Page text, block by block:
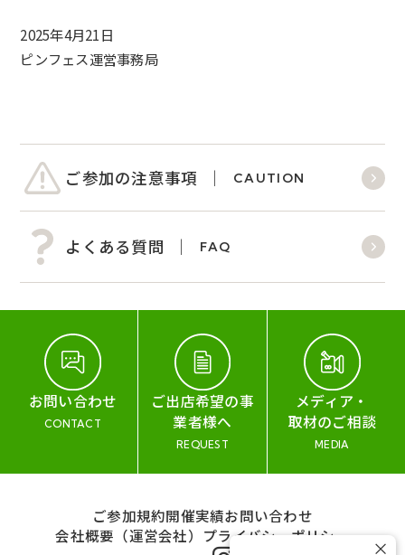
2025年4月21日
ピンフェス運営事務局
ご参加の注意事項 CAUTION
よくある質問 FAQ
お問い合わせ
CONTACT
ご出店希望の事
業者様へ
REQUEST
メディア・
取材のご相談
MEDIA
ご参加規約開催実績お問い合わせ
会社概要（運営会社） プライバシーポリシー
×